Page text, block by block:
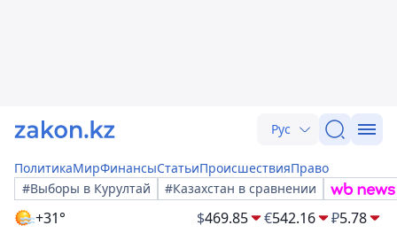
Рус
ПолитикаМирФинансыСтатьиПроисшествияПраво
#Выборы в Курултай
#Казахстан в сравнении
+31° $469.85 €542.16 ₽5.78